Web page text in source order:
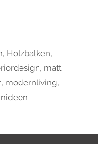
, Holzbalken,
, matt
, modernliving,